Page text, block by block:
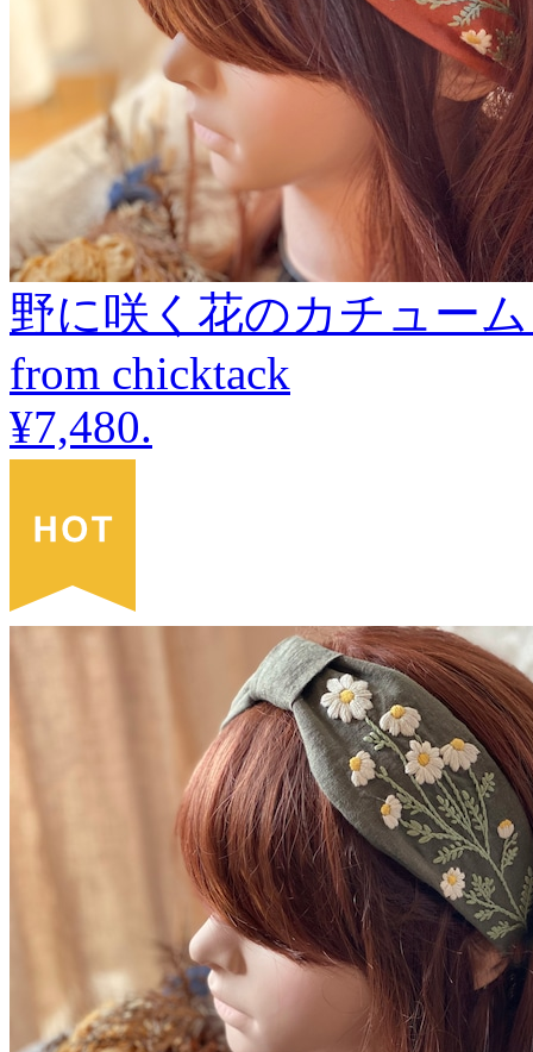
野に咲く花のカチュー
from chicktack
¥7,480.